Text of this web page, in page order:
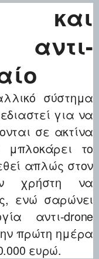
και
αντι-
σύστημα
για να
σε ακτίνα
μπλοκάρει το
απλώς στον
χρήστη να
ενώ σαρώνει
αντι-drone
πρώτη ημέρα
ευρώ.